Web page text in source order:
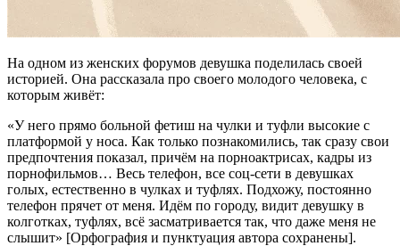
На одном из женских форумов девушка поделилась своей
историей. Она рассказала про своего молодого человека, с
которым живёт:
«У него прямо больной фетиш на чулки и туфли высокие с
платформой у носа. Как только познакомились, так сразу свои
предпочтения показал, причём на порноактрисах, кадры из
порнофильмов… Весь телефон, все соц-сети в девушках
голых, естественно в чулках и туфлях. Подхожу, постоянно
телефон прячет от меня. Идём по городу, видит девушку в
колготках, туфлях, всё засматривается так, что даже меня не
слышит» [Орфография и пунктуация автора сохранены].